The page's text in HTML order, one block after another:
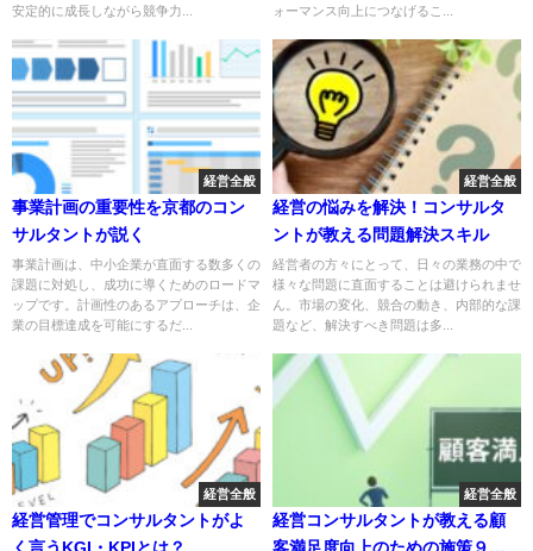
安定的に成長しながら競争力...
ォーマンス向上につなげるこ...
経営全般
事業計画の重要性を京都のコン
サルタントが説く
事業計画は、中小企業が直面する数多くの
課題に対処し、成功に導くためのロードマ
ップです。計画性のあるアプローチは、企
業の目標達成を可能にするだ...
経営全般
経営の悩みを解決！コンサルタ
ントが教える問題解決スキル
経営者の方々にとって、日々の業務の中で
様々な問題に直面することは避けられませ
ん。市場の変化、競合の動き、内部的な課
題など、解決すべき問題は多...
経営全般
経営管理でコンサルタントがよ
く言うKGI・KPIとは？
経営全般
経営コンサルタントが教える顧
客満足度向上のための施策９